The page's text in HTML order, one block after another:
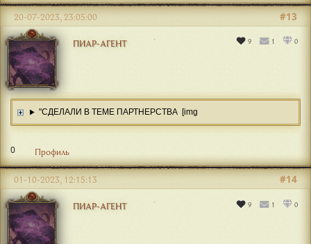
ПИАР-АГЕНТ 9 1 0
#13
20-07-2023, 23:05:00
"СДЕЛАЛИ В ТЕМЕ ПАРТНЕРСТВА [img
0 Профиль
ПИАР-АГЕНТ 9 1 0
#14
01-10-2023, 12:15:13